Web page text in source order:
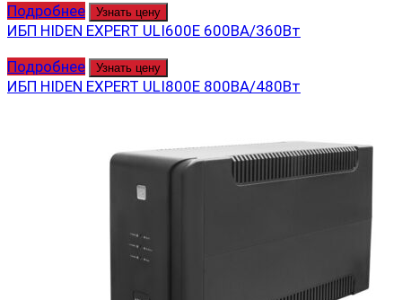
Подробнее Узнать цену
ИБП HIDEN EXPERT ULI600E 600ВА/360Вт
Подробнее
Узнать цену
ИБП HIDEN EXPERT ULI800E 800ВА/480Вт